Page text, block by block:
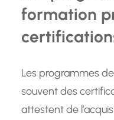
formation
Les programmes
souvent des
attestent de